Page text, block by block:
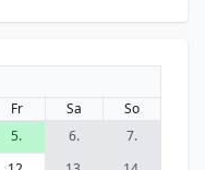
Fr Sa
So
5. 6.
7.